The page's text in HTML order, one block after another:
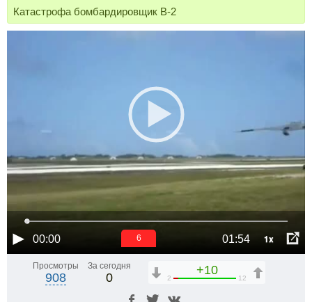
Катастрофа бомбардировщик B-2
00:00 01:54 1x
6
Просмотры
908
За сегодня
0
+10
2 12